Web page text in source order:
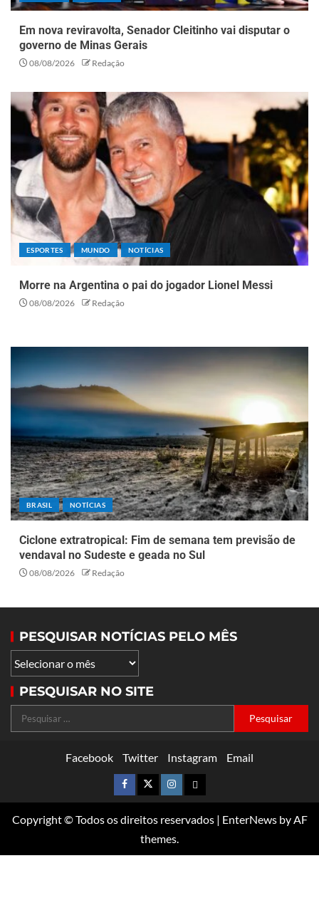
Em nova reviravolta, Senador Cleitinho vai disputar o
governo de Minas Gerais
08/08/2026 Redação
ESPORTES MUNDO NOTÍCIAS
Morre na Argentina o pai do jogador Lionel Messi
08/08/2026 Redação
BRASIL NOTÍCIAS
Ciclone extratropical: Fim de semana tem previsão de
vendaval no Sudeste e geada no Sul
08/08/2026 Redação
PESQUISAR NOTÍCIAS PELO MÊS
PESQUISAR NO SITE
Facebook Twitter Instagram Email
Copyright © Todos os direitos reservados | EnterNewsby AF
themes.